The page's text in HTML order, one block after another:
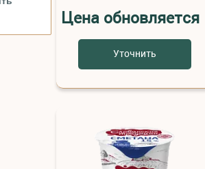
Цена обновляется
Уточнить